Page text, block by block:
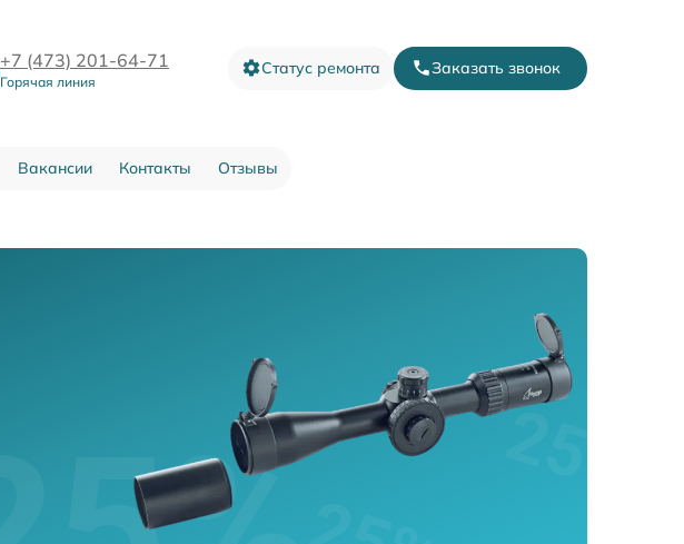
+7 (473) 201-64-71
Горячая линия
Статус ремонта Заказать звонок
Вакансии Контакты Отзывы